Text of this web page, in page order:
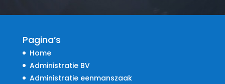
Pagina’s
Home
Administratie BV
Administratie eenmanszaak